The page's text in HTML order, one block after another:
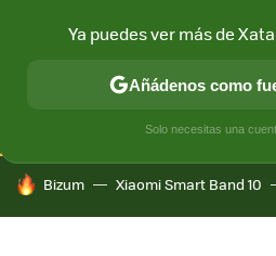
CONECTIVIDAD MÓVIL Y
HOY SE HABLA DE
Bizum Xiaomi Smart Band 10
Ya puedes ver más de
Añádenos como
Solo necesitas una